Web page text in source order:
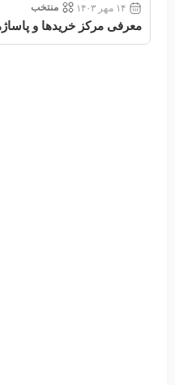
۱۴ مهر ۱۴۰۳ منتخب
معرفی مرکز خریدها و